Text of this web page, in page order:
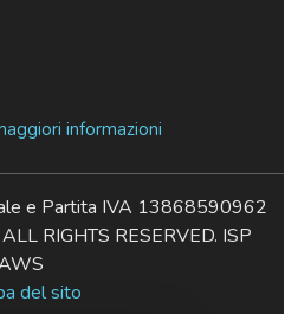
informazioni
e Partita IVA 13868590962
RIGHTS RESERVED. ISP
del sito